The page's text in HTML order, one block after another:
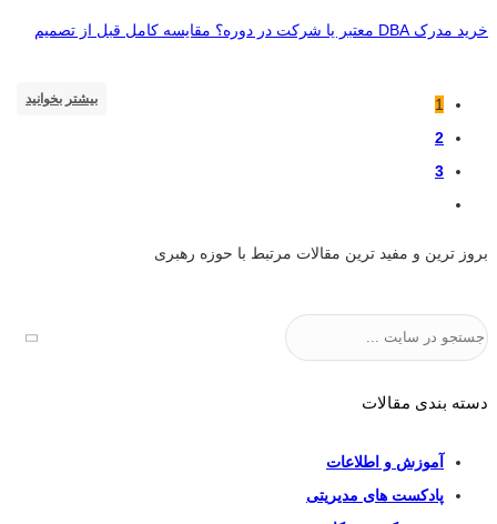
خرید مدرک DBA معتبر یا شرکت در دوره؟ مقایسه کامل قبل از تصمیم
بیشتر بخوانید
1
2
3
بروز ترین و مفید ترین مقالات مرتبط با حوزه رهبری
جستجو
دسته بندی مقالات
آموزش و اطلاعات
پادکست های مدیریتی